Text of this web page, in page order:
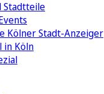
Stadtteile
Kölner Stadt-Anzeiger
in Köln